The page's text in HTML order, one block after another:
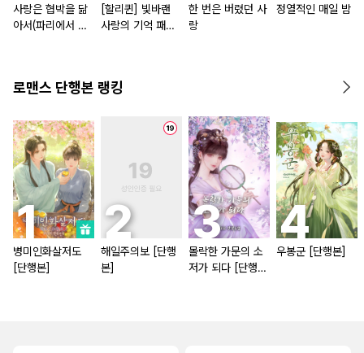
사랑은 협박을 닮
아서(파리에서 온
[할리퀸] 빛바랜
사랑의 기억 패키
한 번은 버렸던 사
랑
정열적인 매일 밤
로맨스 단행본 랭킹
병미인화살저도
[단행본]
해일주의보 [단행
본]
몰락한 가문의 소
저가 되다 [단행
우봉군 [단행본]